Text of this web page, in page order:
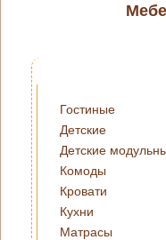
Гостиные
Детские
Детские
Комоды
Кровати
Кухни
Матрасы